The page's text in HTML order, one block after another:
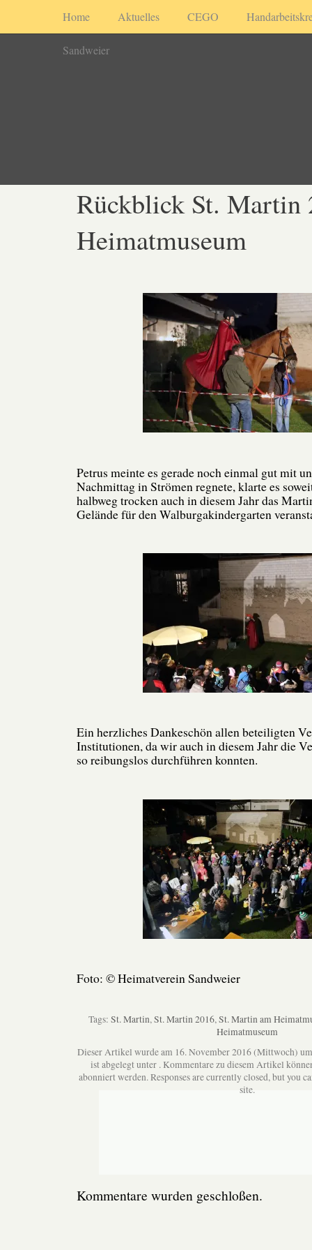
Home Aktuelles CEGO
Sandweier
Rückblick St. Martin
Heimatmuseum
Petrus meinte es gerade noch einmal gut mit
Nachmittag in Strömen regnete, klarte es
halbweg trocken auch in diesem Jahr das
Gelände für den Walburgakindergarten
Ein herzliches Dankeschön allen beteiligten
Institutionen, da wir auch in diesem Jahr die
so reibungslos durchführen konnten.
Foto: © Heimatverein Sandweier
Tags: St. Martin,St. Martin 2016,St. Martin am
Heimatmuseum
Dieser Artikel wurde am 16. November 2016 (Mittwoch)
ist abgelegt unter . Kommentare zu diesem Artikel
abonniert werden. Responses are currently closed, but you
site.
Kommentare wurden geschloßen.